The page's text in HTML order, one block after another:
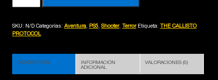
PROTOCOL
cantidad
SKU: N/D Categorías: Aventura, PS5, Shooter, Terror Etiqueta:
THE CALLISTO
PROTOCOL
DESCRIPCIÓN
INFORMACIÓN
ADICIONAL
VALORACIONES (0)